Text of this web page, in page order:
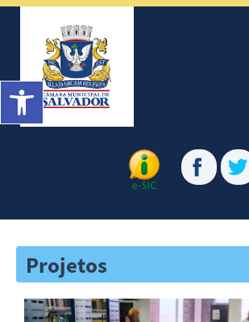
Projetos
Barra de Ferramentas Aberta